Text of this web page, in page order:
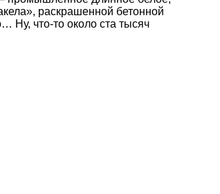
раскрашенной бетонной
Ну, что-то около ста тысяч